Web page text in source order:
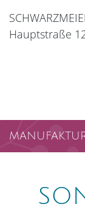
Hauptstraße